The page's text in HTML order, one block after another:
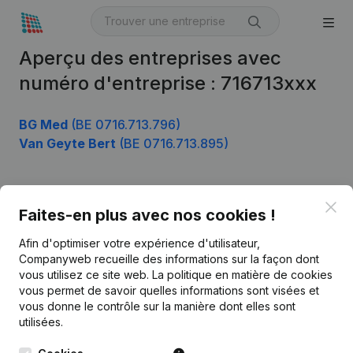
Aperçu des entreprises avec
numéro d'entreprise : 716713xxx
BG Med (BE 0716.713.796)
Van Geyte Bert (BE 0716.713.895)
Faites-en plus avec nos cookies !
Afin d'optimiser votre expérience d'utilisateur,
Companyweb recueille des informations sur la façon dont
vous utilisez ce site web. La politique en matière de cookies
vous permet de savoir quelles informations sont visées et
vous donne le contrôle sur la manière dont elles sont
utilisées.
Français
Kantorenpark Everest
248D,
Monitoring
Recherche internationale